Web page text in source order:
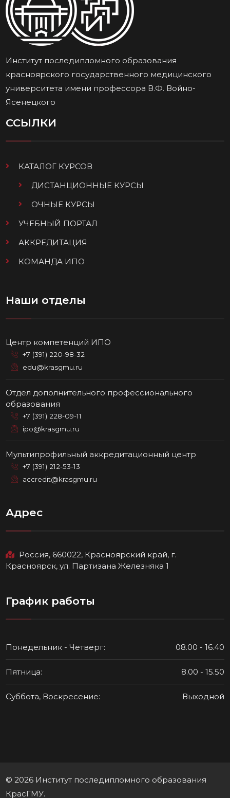
Институт последипломного образования
красноярского государственного медицинского
университета имени профессора В.Ф. Войно-
Ясенецкого
ССЫЛКИ
КАТАЛОГ КУРСОВ
ДИСТАНЦИОННЫЕ КУРСЫ
ОЧНЫЕ КУРСЫ
УЧЕБНЫЙ ПОРТАЛ
АККРЕДИТАЦИЯ
КОМАНДА ИПО
Наши отделы
Центр компетенций ИПО
+7 (391) 220-98-32
edu@krasgmu.ru
Отдел дополнительного профессионального
образования
+7 (391) 228-09-11
ipo@krasgmu.ru
Мультипрофильный аккредитационный центр
+7 (391) 212-53-13
accredit@krasgmu.ru
Адрес
Россия, 660022, Красноярский край, г.
Красноярск, ул. Партизана Железняка 1
График работы
Понедельник - Четверг: 08.00 - 16.40
Пятница: 8.00 - 15.50
Суббота, Воскресение: Выходной
© 2026 Институт последипломного образования
КрасГМУ.